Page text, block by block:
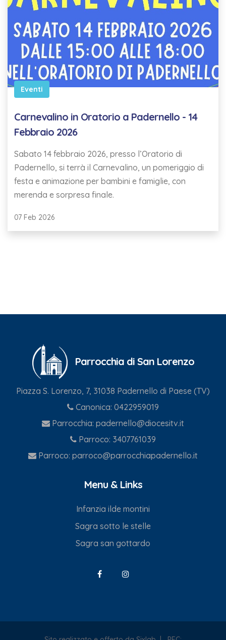
Eventi
Carnevalino in Oratorio a Padernello - 14
Febbraio 2026
Sabato 14 febbraio 2026, presso l’Oratorio di
Padernello, si terrà il Carnevalino, un pomeriggio di
festa e animazione per bambini e famiglie, con
merenda e sorpresa finale.
07 Feb 2026
Parrocchia di San Lorenzo
Piazza S. Lorenzo, 7, 31038 Padernello di Paese (TV)
Canonica: 0422959019
Parrocchia: padernello@diocesitv.it
Parroco: 3407761039
Parroco: parroco@parrocchiapadernello.it
Menu & Links
Infanzia ilde montini
Sagra sotto le stelle
Sagra san gottardo